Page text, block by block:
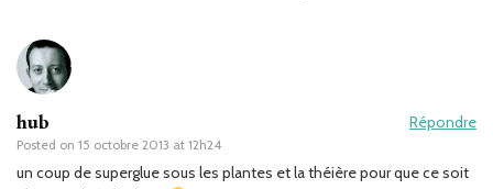
hub
Posted on 15 octobre 2013 at 12h24
Répondre
un coup de superglue sous les plantes et la théière pour que ce soit